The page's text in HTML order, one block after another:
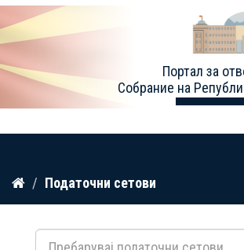
Прескокнете
содржина
Портал за
Собрание на
Податочни сетови